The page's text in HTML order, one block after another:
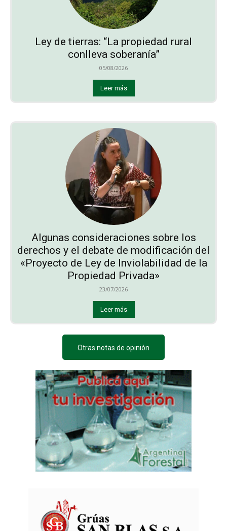
Ley de tierras: “La propiedad rural
conlleva soberanía”
05/08/2026
Leer más
Algunas consideraciones sobre los
derechos y el debate de modificación del
«Proyecto de Ley de Inviolabilidad de la
Propiedad Privada»
23/07/2026
Leer más
Otras notas de opinión